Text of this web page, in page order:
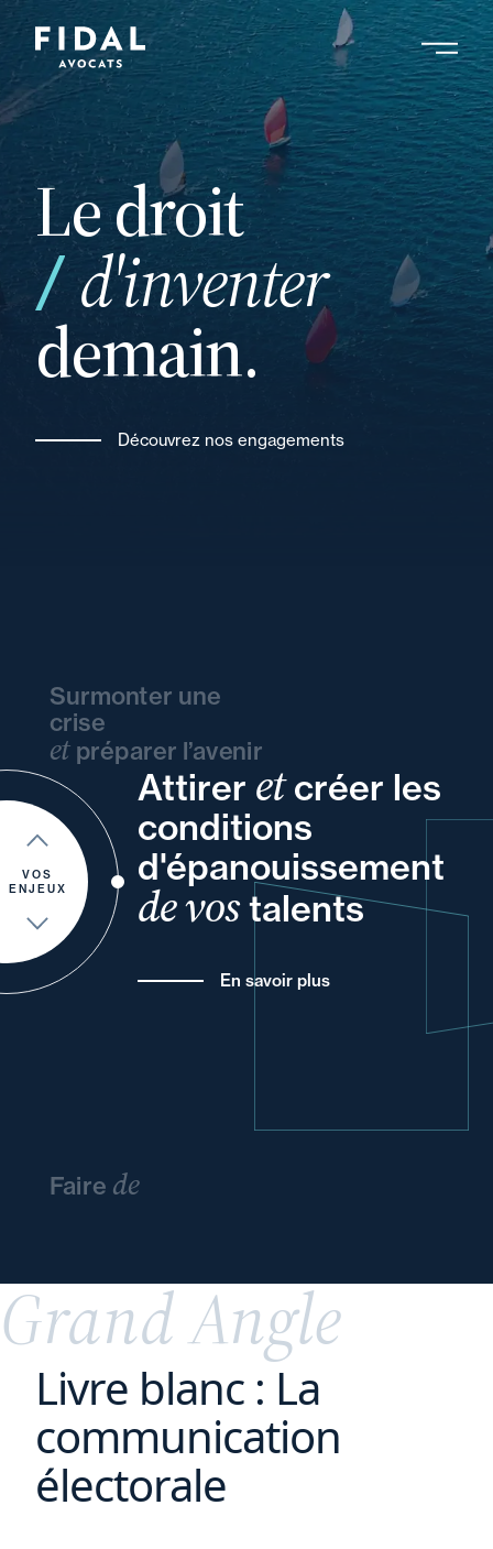
Aller
au
contenu
principalRechercher un mot clé, un professionnel ....
Le droit
d'inventer
demain.
Découvrez nos engagements
VOS
ENJEUX
Surmonter une
crise
etpréparer l’avenir
Attirer etcréer les
conditions
d'épanouissement
de vostalents
En savoir plus
Faire de
vos
et
vos
de
votre
pour
ou
votre
vos
et votre
à
et
Grand Angle
Livre blanc : La
communication
électorale